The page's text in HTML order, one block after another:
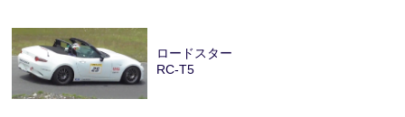
ロードスター
RC-T5